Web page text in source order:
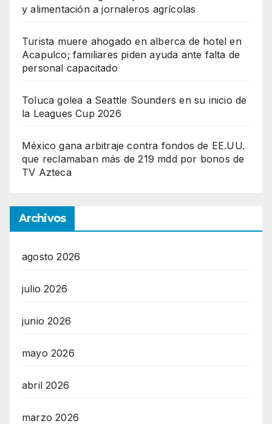
y alimentación a jornaleros agrícolas
Turista muere ahogado en alberca de hotel en
Acapulco; familiares piden ayuda ante falta de
personal capacitado
Toluca golea a Seattle Sounders en su inicio de
la Leagues Cup 2026
México gana arbitraje contra fondos de EE.UU.
que reclamaban más de 219 mdd por bonos de
TV Azteca
Archivos
agosto 2026
julio 2026
junio 2026
mayo 2026
abril 2026
marzo 2026